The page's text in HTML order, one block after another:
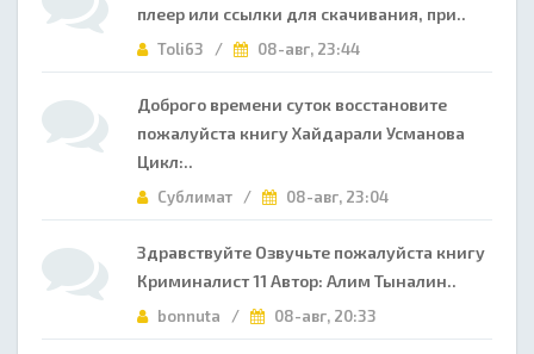
плеер или ссылки для скачивания, при..
Toli63 / 08-авг, 23:44
Доброго времени суток восстановите
пожалуйста книгу Хайдарали Усманова
Цикл:..
Сублимат / 08-авг, 23:04
Здравствуйте Озвучьте пожалуйста книгу
Криминалист 11 Автор: Алим Тыналин..
bonnuta / 08-авг, 20:33